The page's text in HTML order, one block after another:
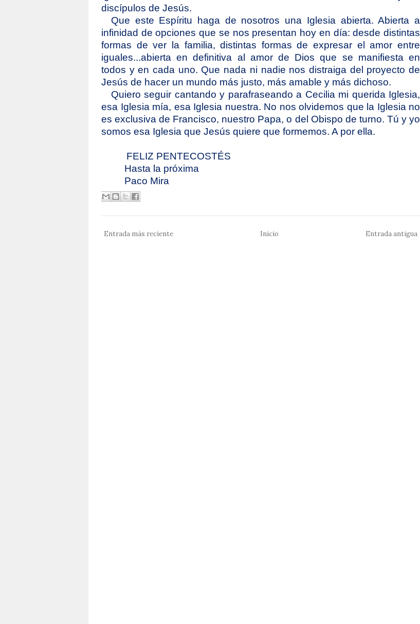
discípulos de Jesús.
Que este Espíritu haga de nosotros una Iglesia abierta. Abierta a
infinidad de opciones que se nos presentan hoy en día: desde distintas
formas de ver la familia, distintas formas de expresar el amor entre
iguales...abierta en definitiva al amor de Dios que se manifiesta en
todos y en cada uno. Que nada ni nadie nos distraiga del proyecto de
Jesús de hacer un mundo más justo, más amable y más dichoso.
Quiero seguir cantando y parafraseando a Cecilia mi querida Iglesia,
esa Iglesia mía, esa Iglesia nuestra. No nos olvidemos que la Iglesia no
es exclusiva de Francisco, nuestro Papa, o del Obispo de turno. Tú y yo
somos esa Iglesia que Jesús quiere que formemos. A por ella.
FELIZ PENTECOSTÉS
Hasta la próxima
Paco Mira
Entrada más reciente Entrada antigua
Inicio